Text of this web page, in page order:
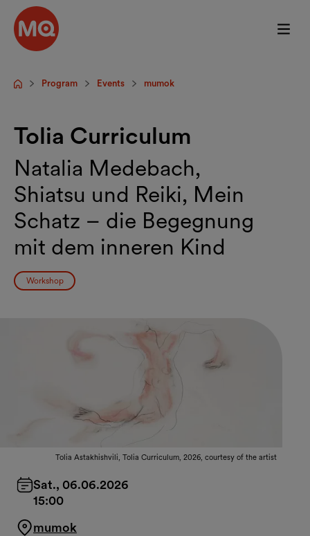
Skip to main content
StartpageProgram Events mumok
Tolia Curriculum
Natalia Medebach,
Shiatsu und Reiki, Mein
Schatz – die Begegnung
mit dem inneren Kind
Workshop
Tolia Astakhishvili, Tolia Curriculum, 2026, courtesy of the artist
Sat., 06.06.2026
15:00
mumok